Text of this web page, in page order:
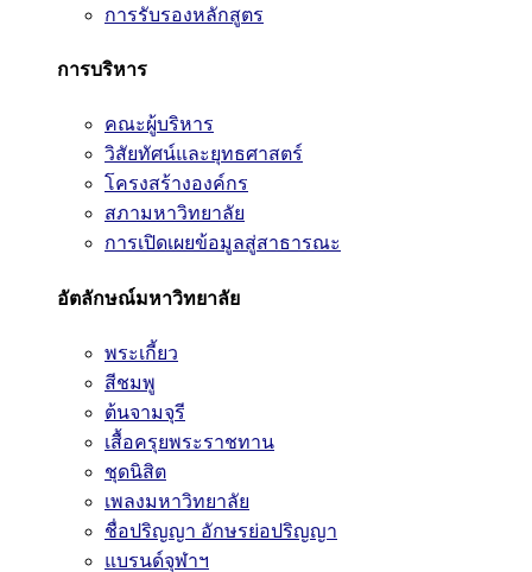
การรับรองหลักสูตร
การบริหาร
คณะผู้บริหาร
วิสัยทัศน์และยุทธศาสตร์
โครงสร้างองค์กร
สภามหาวิทยาลัย
การเปิดเผยข้อมูลสู่สาธารณะ
อัตลักษณ์มหาวิทยาลัย
พระเกี้ยว
สีชมพู
ต้นจามจุรี
เสื้อครุยพระราชทาน
ชุดนิสิต
เพลงมหาวิทยาลัย
ชื่อปริญญา อักษรย่อปริญญา
แบรนด์จุฬาฯ